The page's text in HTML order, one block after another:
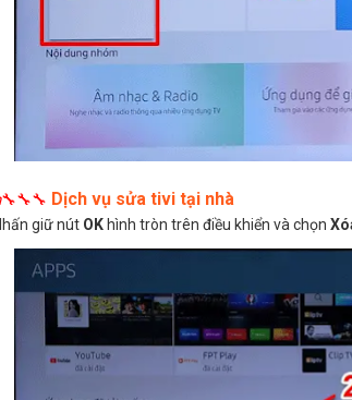
🔧🔧🔧 Dịch vụ sửa tivi tại nhà
giữ nút OK hình tròn trên điều khiển và chọn